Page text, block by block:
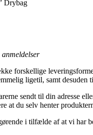
Drybag
anmeldelser
forskellige
ligetil, samt
sendt til din adresse
at du selv henter
i tilfælde af at vi har